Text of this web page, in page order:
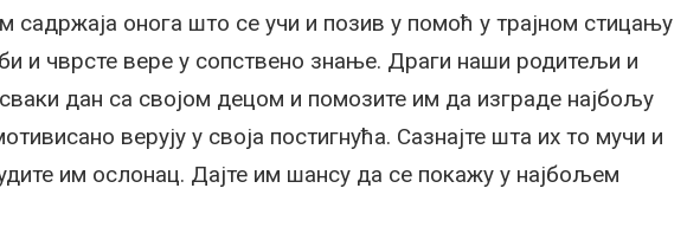
онога што се учи и позив у помоћ у трајном стицању
и чврсте вере у сопствено знање. Драги наши родитељи и
сваки дан са својом децом и помозите им да изграде најбољу
верују у своја постигнућа. Сазнајте шта их то мучи и
им ослонац. Дајте им шансу да се покажу у најбољем